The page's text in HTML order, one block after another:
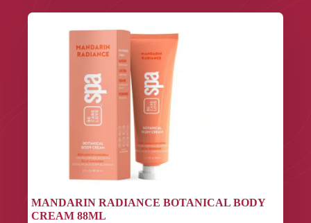
MANDARIN RADIANCE BOTANICAL BODY
CREAM 88ML